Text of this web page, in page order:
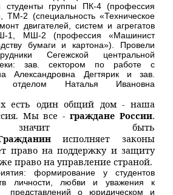
студенты группы ПК-4 (профессия
ТМ-2 (специальность «Техническое
двигателей, систем и агрегатов
1, МШ-2 (профессия «Машинист
бумаги и картона»). Провели
Сегежской центральной
зав. сектором по работе с
Александровна Дегтярик и зав.
отделом Наталья Ивановна
есть один общий дом - наша
Мы все -граждане России.
быть
исполняет законы
право на поддержку и защиту
право на управление страной.
формирование у студентов
личности, любви и уважения к
представлений о юридическом и